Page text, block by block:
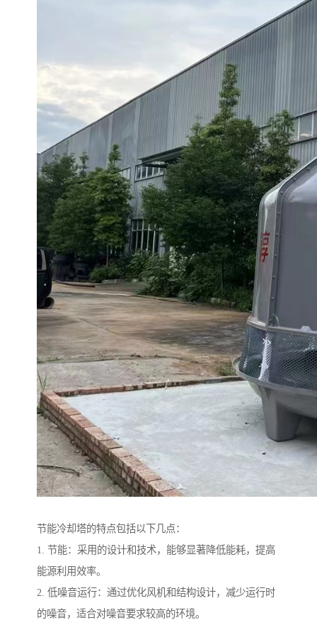
节能冷却塔的特点包括以下几点：
1. 节能：采用的设计和技术，能够显著降低能耗，提高
能源利用效率。
2. 低噪音运行：通过优化风机和结构设计，减少运行时
的噪音，适合对噪音要求较高的环境。